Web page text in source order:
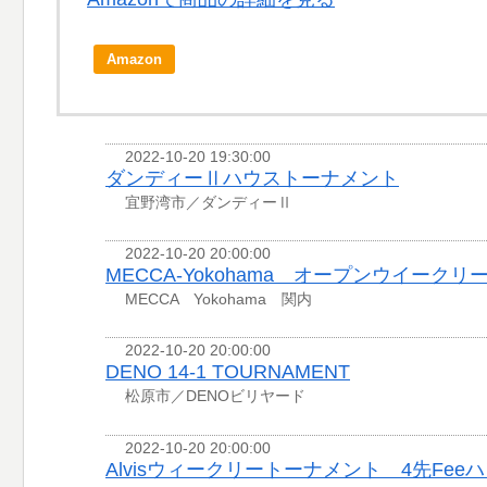
Amazon
2022-10-20 19:30:00
ダンディーⅡハウストーナメント
宜野湾市／ダンディーⅡ
2022-10-20 20:00:00
MECCA-Yokohama オープンウイークリー
MECCA Yokohama 関内
2022-10-20 20:00:00
DENO 14-1 TOURNAMENT
松原市／DENOビリヤード
2022-10-20 20:00:00
Alvisウィークリートーナメント 4先Fee